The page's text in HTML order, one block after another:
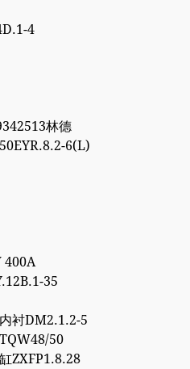
4
林德
6(L)
400A
35
衬DM2.1.2-5
50
ZXFP1.8.28